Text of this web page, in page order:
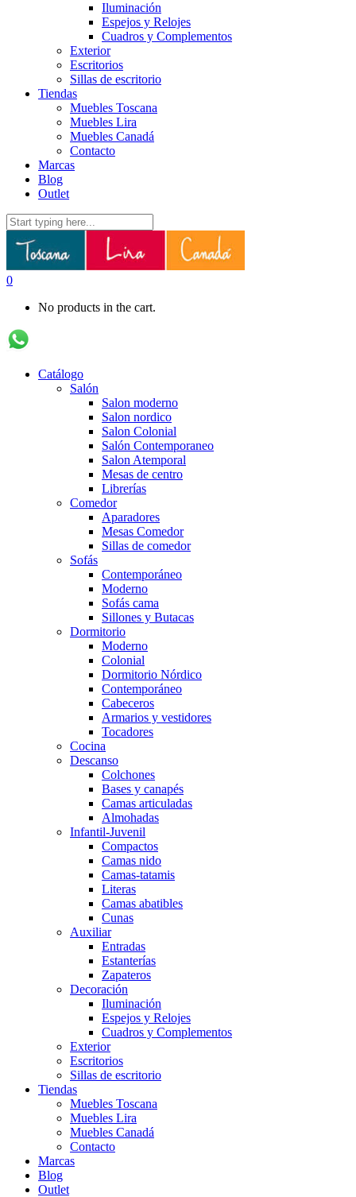
Iluminación
Espejos y Relojes
Cuadros y Complementos
Exterior
Escritorios
Sillas de escritorio
Tiendas
Muebles Toscana
Muebles Lira
Muebles Canadá
Contacto
Marcas
Blog
Outlet
0
No products in the cart.
Catálogo
Salón
Salon moderno
Salon nordico
Salon Colonial
Salón Contemporaneo
Salon Atemporal
Mesas de centro
Librerías
Comedor
Aparadores
Mesas Comedor
Sillas de comedor
Sofás
Contemporáneo
Moderno
Sofás cama
Sillones y Butacas
Dormitorio
Moderno
Colonial
Dormitorio Nórdico
Contemporáneo
Cabeceros
Armarios y vestidores
Tocadores
Cocina
Descanso
Colchones
Bases y canapés
Camas articuladas
Almohadas
Infantil-Juvenil
Compactos
Camas nido
Camas-tatamis
Literas
Camas abatibles
Cunas
Auxiliar
Entradas
Estanterías
Zapateros
Decoración
Iluminación
Espejos y Relojes
Cuadros y Complementos
Exterior
Escritorios
Sillas de escritorio
Tiendas
Muebles Toscana
Muebles Lira
Muebles Canadá
Contacto
Marcas
Blog
Outlet